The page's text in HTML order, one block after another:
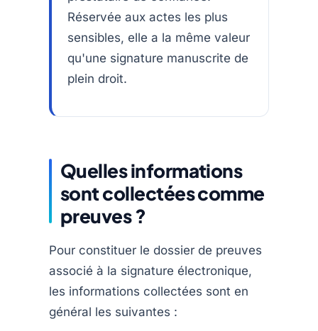
Réservée aux actes les plus
sensibles, elle a la même valeur
qu'une signature manuscrite de
plein droit.
Quelles informations
sont collectées comme
preuves ?
Pour constituer le dossier de preuves
associé à la signature électronique,
les informations collectées sont en
général les suivantes :